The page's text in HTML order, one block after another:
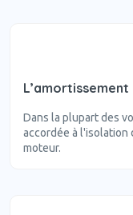
Dans la plupart des
accordée à l'isolation
moteur.